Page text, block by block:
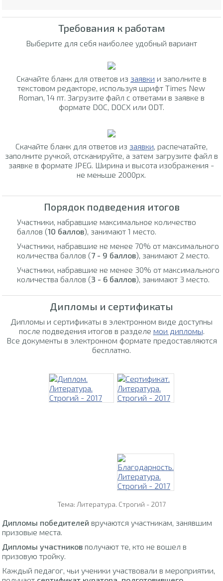
Требования к работам
Выберите для себя наиболее удобный вариант
Скачайте бланк для ответов из заявки и заполните в
текстовом редакторе, используя шрифт Times New
Roman, 14 пт. Загрузите файл с ответами в заявке в
формате DOC, DOCX или ODT.
Скачайте бланк для ответов из заявки, распечатайте,
заполните ручкой, отсканируйте, а затем загрузите файл в
заявке в формате JPEG. Ширина и высота изображения -
не меньше 2000px.
Порядок подведения итогов
Участники, набравшие максимальное количество
баллов (10 баллов), занимают 1 место.
Участники, набравшие не менее 70% от максимального
количества баллов (7 - 9 баллов), занимают 2 место.
Участники, набравшие не менее 30% от максимального
количества баллов (3 - 6 баллов), занимают 3 место.
Дипломы и сертификаты
Дипломы и сертификаты в электронном виде доступны
после подведения итогов в разделе мои дипломы.
Все документы в электронном формате предоставляются
бесплатно.
Тема: Литература. Строгий - 2017
Дипломы победителей вручаются участникам, занявшим
призовые места.
Дипломы участников получают те, кто не вошел в
призовую тройку.
Каждый педагог, чьи ученики участвовали в мероприятии,